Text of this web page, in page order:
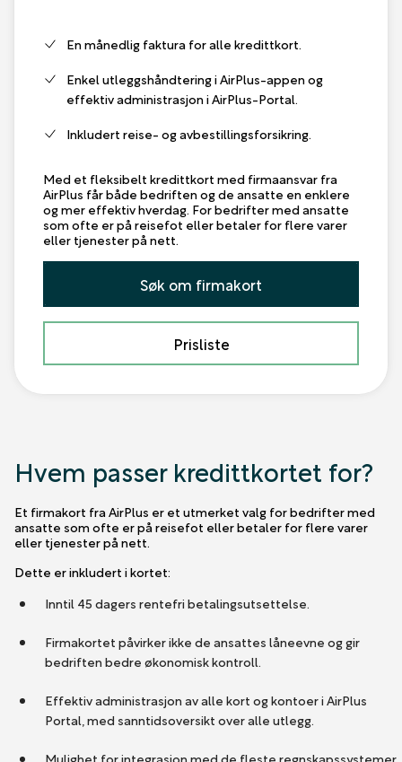
Med et fleksibelt kredittkort med firmaansvar fra
AirPlus får både bedriften og de ansatte en enklere
og mer effektiv hverdag. For bedrifter med ansatte
som ofte er på reisefot eller betaler for flere varer
eller tjenester på nett.
En månedlig faktura for alle kredittkort.
Enkel utleggshåndtering i AirPlus-appen og
effektiv administrasjon i AirPlus-Portal.
Inkludert reise- og avbestillingsforsikring.
Søk om firmakort
Prisliste
Hvem passer kredittkortet for?
Et firmakort fra AirPlus er et utmerket valg for bedrifter med
ansatte som ofte er på reisefot eller betaler for flere varer
eller tjenester på nett.
Dette er inkludert i kortet:
Inntil 45 dagers rentefri betalingsutsettelse.
Firmakortet påvirker ikke de ansattes låneevne og gir
bedriften bedre økonomisk kontroll.
Effektiv administrasjon av alle kort og kontoer i AirPlus
Portal, med sanntidsoversikt over alle utlegg.